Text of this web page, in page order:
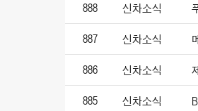
888 신차소식
887 신차소식
886 신차소식
885 신차소식